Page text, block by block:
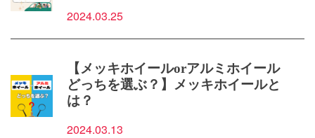
2024.03.25
【メッキホイールorアルミホイール
どっちを選ぶ？】メッキホイールと
は？
2024.03.13